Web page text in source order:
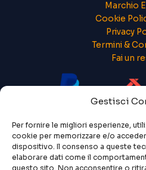
Gestisci
Per fornire le migliori esperienze,
cookie per memorizzare e/o
dispositivo. Il consenso a queste
elaborare dati come il
questo sito. Non acconsentire o
Marchio
Cookie
Privacy
Termini &
Fai un